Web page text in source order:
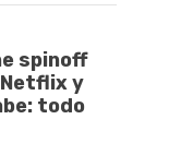
spinoff
y
todo